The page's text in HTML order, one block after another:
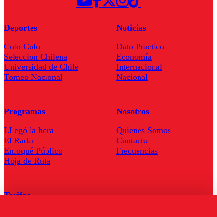
Deportes
Colo Colo
Seleccion Chilena
Universidad de Chile
Torneo Nacional
Noticias
Dato Practico
Economía
Internacional
Nacional
Programas
LLegó la hora
El Radar
Enfoqué Público
Hoja de Ruta
Nosotros
Quienes Somos
Contacto
Frecuencias
Tarifas